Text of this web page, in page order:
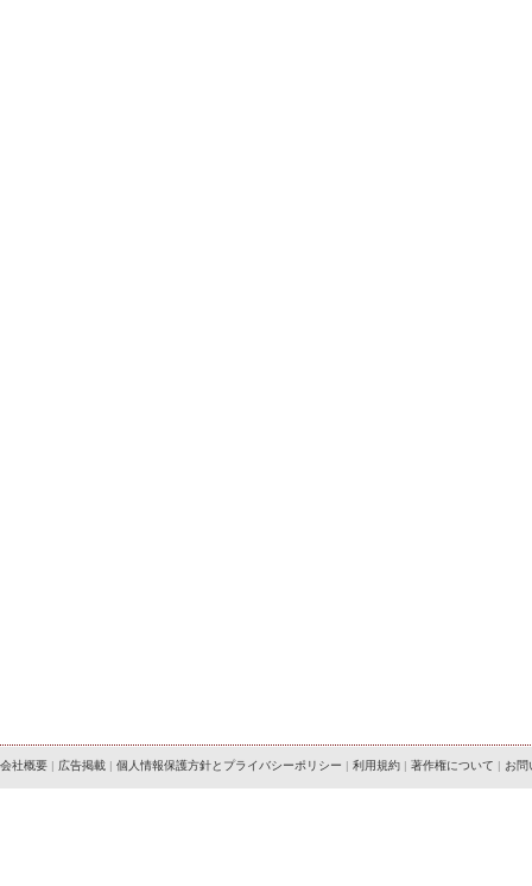
会社概要 | 広告掲載 | 個人情報保護方針とプライバシーポリシー | 利用規約 | 著作権について | お問